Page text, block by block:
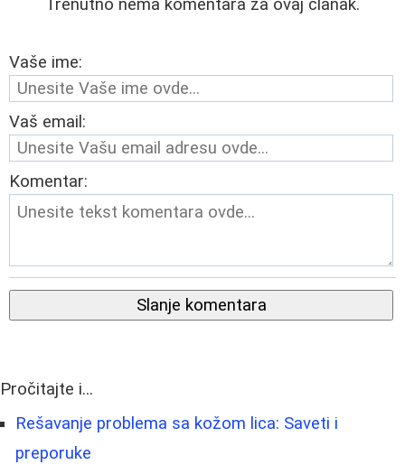
Trenutno nema komentara za ovaj članak.
Vaše ime:
Vaš email:
Komentar:
Slanje komentara
Pročitajte i...
Rešavanje problema sa kožom lica: Saveti i
preporuke